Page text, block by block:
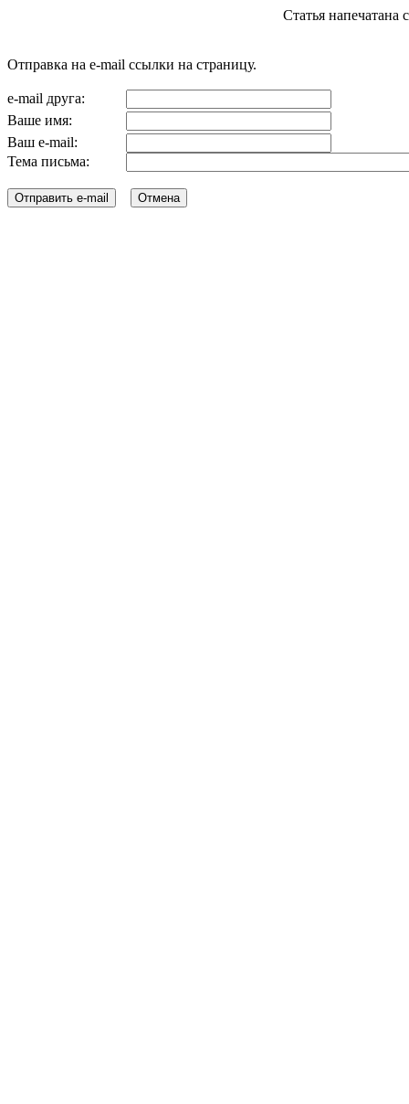
Статья напечатана
Отправка на e-mail ссылки на страницу.
e-mail друга:
Ваше имя:
Ваш e-mail:
Тема письма: